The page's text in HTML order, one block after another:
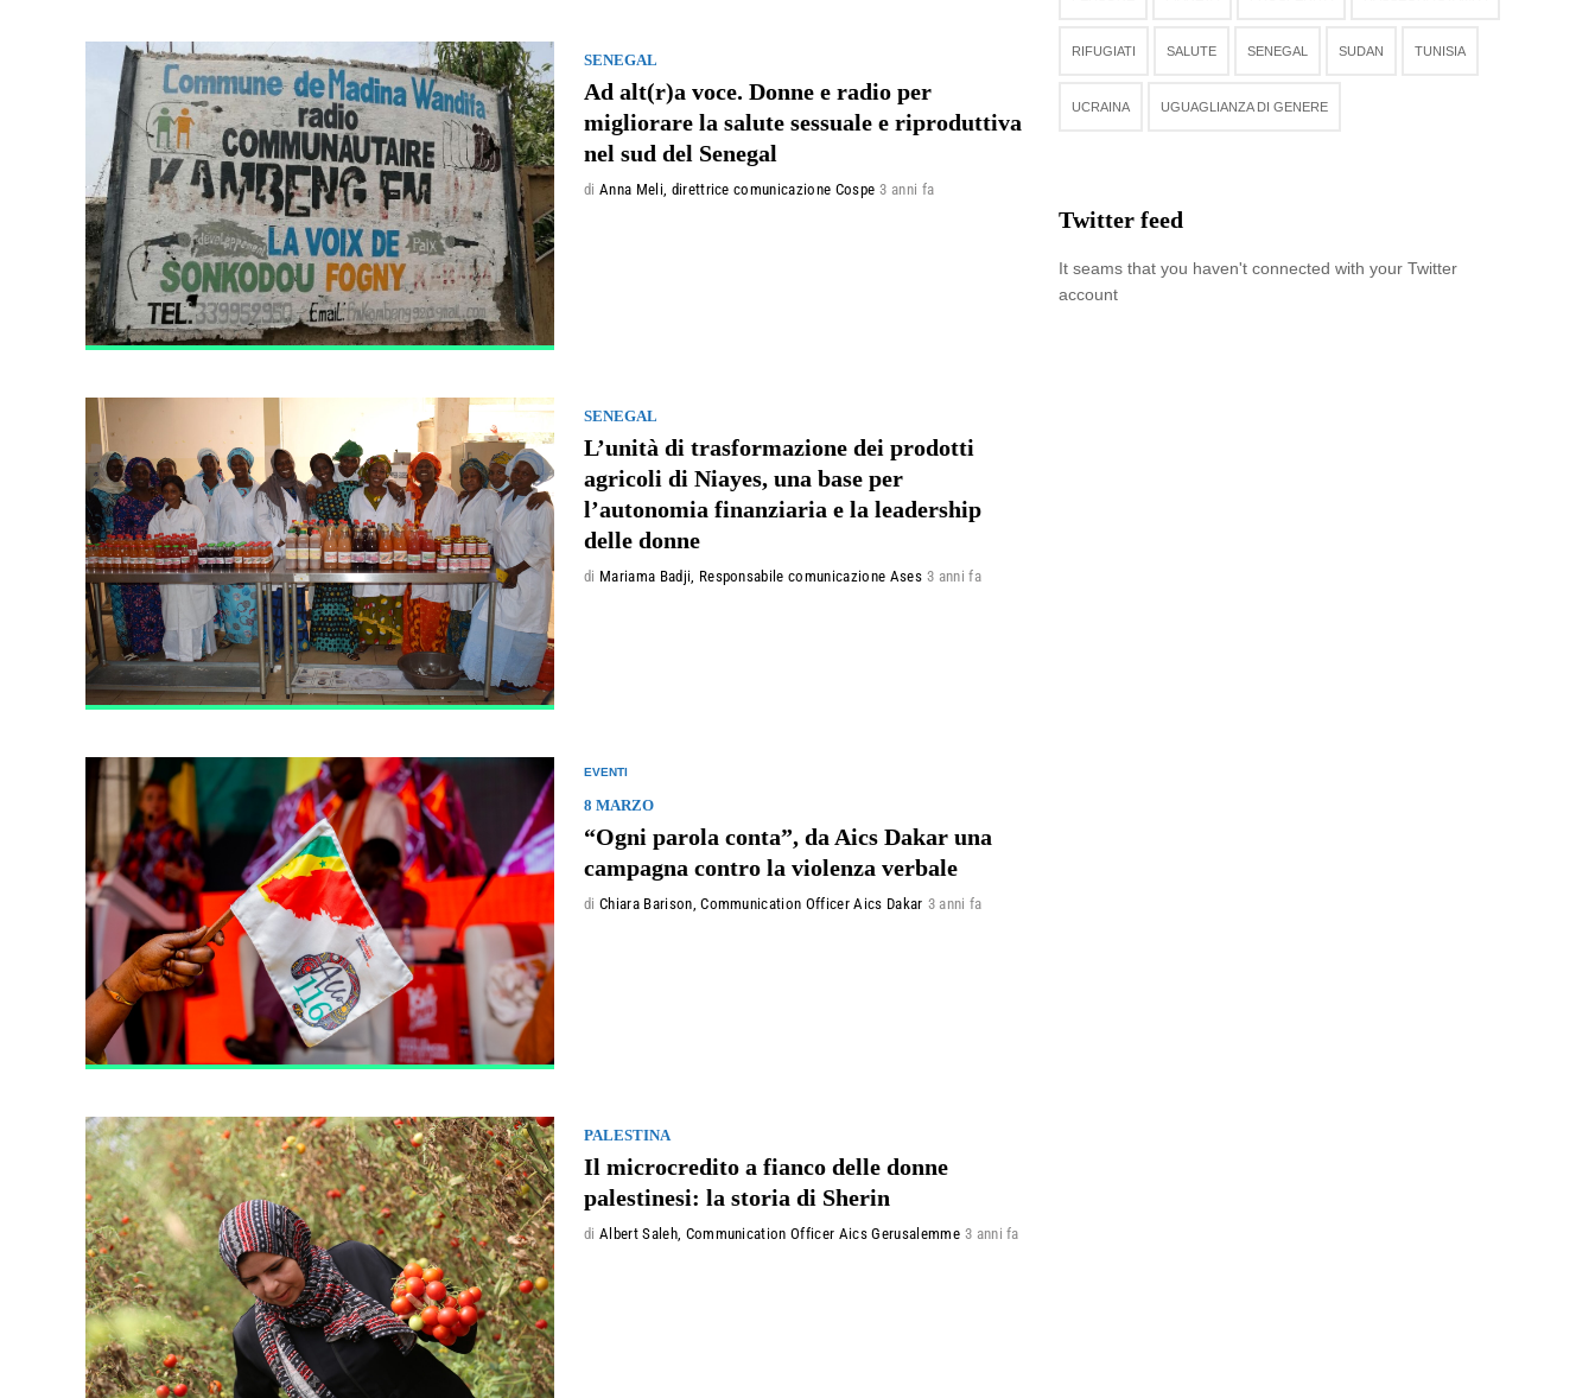
SENEGAL
Ad alt(r)a voce. Donne e radio per
migliorare la salute sessuale e riproduttiva
nel sud del Senegal
di Anna Meli, direttrice comunicazione Cospe 3 anni fa
SENEGAL
L’unità di trasformazione dei prodotti
agricoli di Niayes, una base per
l’autonomia finanziaria e la leadership
delle donne
di Mariama Badji, Responsabile comunicazione Ases 3 anni fa
EVENTI
8 MARZO
“Ogni parola conta”, da Aics Dakar una
campagna contro la violenza verbale
di Chiara Barison, Communication Officer Aics Dakar 3 anni fa
PALESTINA
Il microcredito a fianco delle donne
palestinesi: la storia di Sherin
di Albert Saleh, Communication Officer Aics Gerusalemme 3 anni fa
RIFUGIATI SALUTE SENEGAL SUDAN TUNISIA
UCRAINA UGUAGLIANZA DI GENERE
Twitter feed
It seams that you haven't connected with your Twitter
account